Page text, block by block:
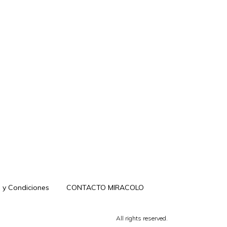
y Condiciones CONTACTO MIRACOLO
All rights reserved.